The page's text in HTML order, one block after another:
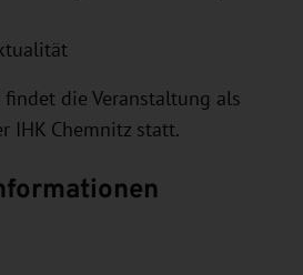
findet die Veranstaltung als
IHK Chemnitz statt.